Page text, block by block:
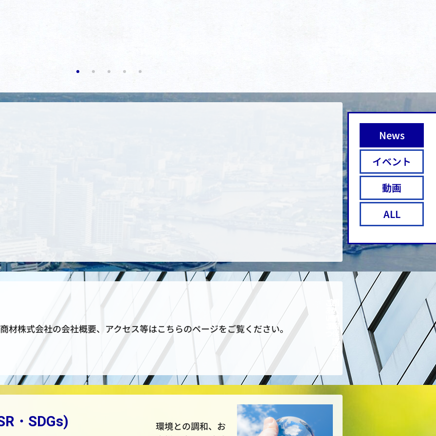
News
イベント
動画
ALL
材株式会社の会社概要、アクセス等はこちらのページをご覧ください。
ご会
社
ア
ク
セ
ス
個
人
情
報
護
方
針
・SDGs)
環境との調和、お